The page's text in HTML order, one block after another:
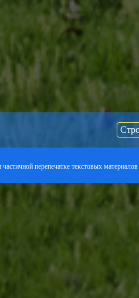
перепечатке текстовых материалов